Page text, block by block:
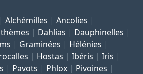
Alchémilles
Ancolies
Dahlias
Dauphinelles
Graminées
Hélénies
Hostas Ibéris
Iris
Pavots Phlox
Pivoines